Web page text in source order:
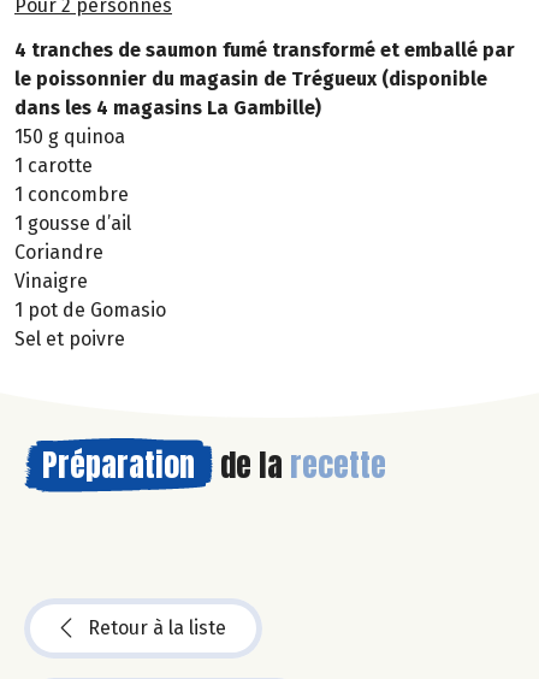
Pour 2 personnes
4 tranches de saumon fumé transformé et emballé par
le poissonnier du magasin de Trégueux (disponible
dans les 4 magasins La Gambille)
150 g quinoa
1 carotte
1 concombre
1 gousse d’ail
Coriandre
Vinaigre
1 pot de Gomasio
Sel et poivre
Préparation de la recette
Retour à la liste